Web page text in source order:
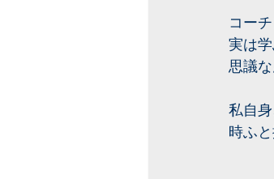
コー
実は
思議な
私自
時ふ